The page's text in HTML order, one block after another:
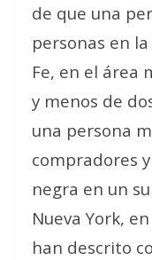
de que una
personas en
Fe, en el área
y menos de
una persona
compradores
negra en un
Nueva York,
han descrito